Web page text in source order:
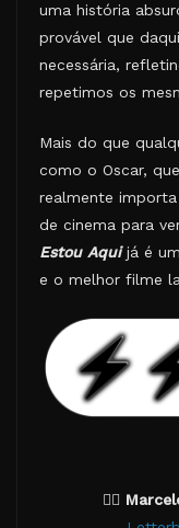
uma história
provável que
necessária,
repetimos os
Mais do que
como o Oscar,
realmente
de cinema para
Estou Aquijá é
e o melhor filme
✍🏽